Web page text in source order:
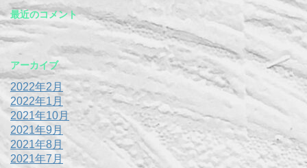
最近のコメント
アーカイブ
2022年2月
2022年1月
2021年10月
2021年9月
2021年8月
2021年7月